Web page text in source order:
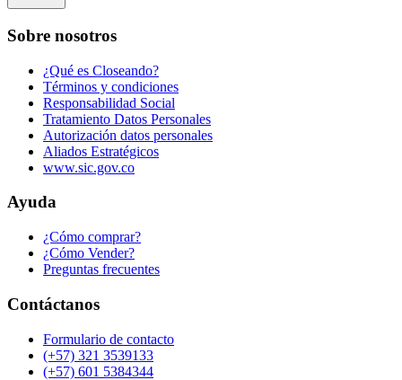
Sobre nosotros
¿Qué es Closeando?
Términos y condiciones
Responsabilidad Social
Tratamiento Datos Personales
Autorización datos personales
Aliados Estratégicos
www.sic.gov.co
Ayuda
¿Cómo comprar?
¿Cómo Vender?
Preguntas frecuentes
Contáctanos
Formulario de contacto
(+57) 321 3539133
(+57) 601 5384344